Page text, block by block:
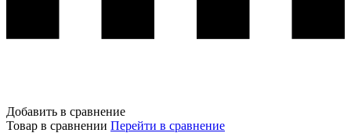
Добавить в сравнение
Товар в сравнении Перейти в сравнение